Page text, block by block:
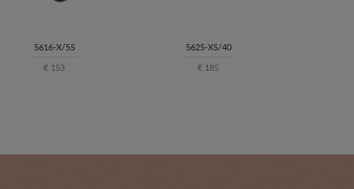
5616-X/55
€ 153
5625-XS/40
€ 185